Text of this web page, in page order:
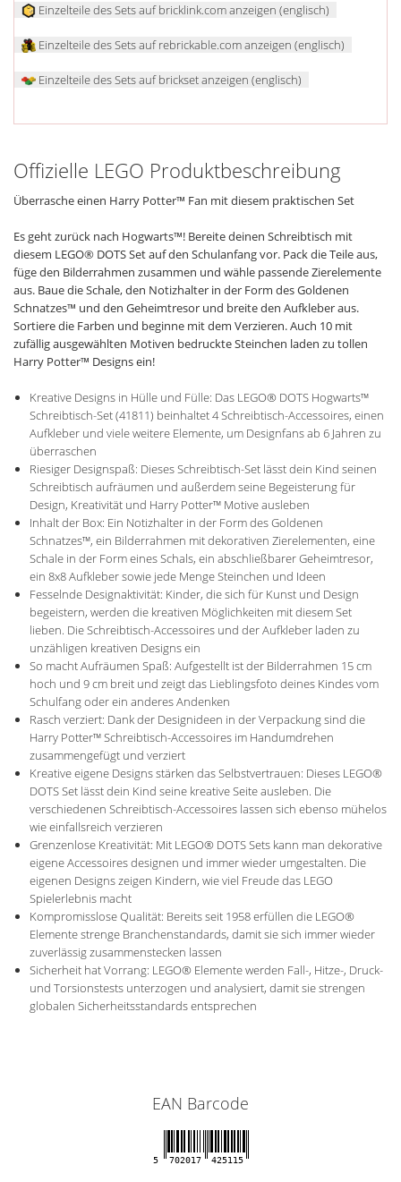
Einzelteile des Sets auf bricklink.com anzeigen (englisch)
Einzelteile des Sets auf rebrickable.com anzeigen (englisch)
Einzelteile des Sets auf brickset anzeigen (englisch)
Offizielle LEGO Produktbeschreibung
Überrasche einen Harry Potter™ Fan mit diesem praktischen Set
Es geht zurück nach Hogwarts™! Bereite deinen Schreibtisch mit
diesem LEGO® DOTS Set auf den Schulanfang vor. Pack die Teile aus,
füge den Bilderrahmen zusammen und wähle passende Zierelemente
aus. Baue die Schale, den Notizhalter in der Form des Goldenen
Schnatzes™ und den Geheimtresor und breite den Aufkleber aus.
Sortiere die Farben und beginne mit dem Verzieren. Auch 10 mit
zufällig ausgewählten Motiven bedruckte Steinchen laden zu tollen
Harry Potter™ Designs ein!
Kreative Designs in Hülle und Fülle: Das LEGO® DOTS Hogwarts™
Schreibtisch-Set (41811) beinhaltet 4 Schreibtisch-Accessoires, einen
Aufkleber und viele weitere Elemente, um Designfans ab 6 Jahren zu
überraschen
Riesiger Designspaß: Dieses Schreibtisch-Set lässt dein Kind seinen
Schreibtisch aufräumen und außerdem seine Begeisterung für
Design, Kreativität und Harry Potter™ Motive ausleben
Inhalt der Box: Ein Notizhalter in der Form des Goldenen
Schnatzes™, ein Bilderrahmen mit dekorativen Zierelementen, eine
Schale in der Form eines Schals, ein abschließbarer Geheimtresor,
ein 8x8 Aufkleber sowie jede Menge Steinchen und Ideen
Fesselnde Designaktivität: Kinder, die sich für Kunst und Design
begeistern, werden die kreativen Möglichkeiten mit diesem Set
lieben. Die Schreibtisch-Accessoires und der Aufkleber laden zu
unzähligen kreativen Designs ein
So macht Aufräumen Spaß: Aufgestellt ist der Bilderrahmen 15 cm
hoch und 9 cm breit und zeigt das Lieblingsfoto deines Kindes vom
Schulfang oder ein anderes Andenken
Rasch verziert: Dank der Designideen in der Verpackung sind die
Harry Potter™ Schreibtisch-Accessoires im Handumdrehen
zusammengefügt und verziert
Kreative eigene Designs stärken das Selbstvertrauen: Dieses LEGO®
DOTS Set lässt dein Kind seine kreative Seite ausleben. Die
verschiedenen Schreibtisch-Accessoires lassen sich ebenso mühelos
wie einfallsreich verzieren
Grenzenlose Kreativität: Mit LEGO® DOTS Sets kann man dekorative
eigene Accessoires designen und immer wieder umgestalten. Die
eigenen Designs zeigen Kindern, wie viel Freude das LEGO
Spielerlebnis macht
Kompromisslose Qualität: Bereits seit 1958 erfüllen die LEGO®
Elemente strenge Branchenstandards, damit sie sich immer wieder
zuverlässig zusammenstecken lassen
Sicherheit hat Vorrang: LEGO® Elemente werden Fall-, Hitze-, Druck-
und Torsionstests unterzogen und analysiert, damit sie strengen
globalen Sicherheitsstandards entsprechen
EAN Barcode
5 702017 425115